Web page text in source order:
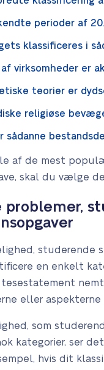
perioder af
klassificeres i
virksomheder er
teorier er
religiøse
sådanne
af de mest
skal du vælge
studerende
en enkelt
eller aspekterne
som
kategorier, ser
hvis dit